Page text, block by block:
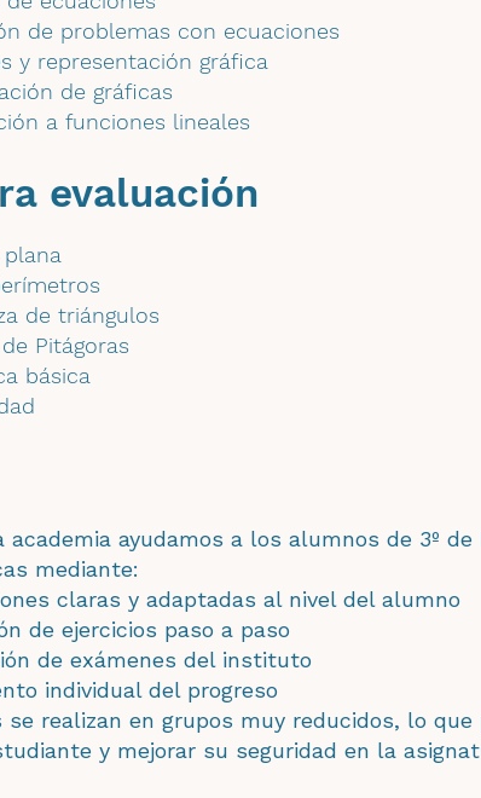
de problemas con ecuaciones
y representación gráfica
de gráficas
a funciones lineales
evaluación
de triángulos
Pitágoras
básica
academia ayudamos a los alumnos de 3º
mediante:
claras y adaptadas al nivel del alumno
de ejercicios paso a paso
de exámenes del instituto
individual del progreso
se realizan en grupos muy reducidos, lo
y mejorar su seguridad en la